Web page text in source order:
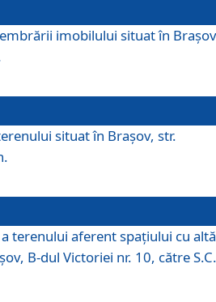
imobilului situat în
situat în Braşov, str.
terenului aferent spaţiului cu altă
B-dul Victoriei nr. 10, către S.C.